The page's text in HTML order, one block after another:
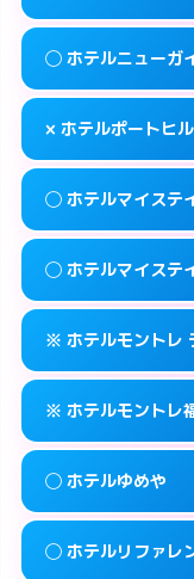
info このホテル
smartphone 092-
map 福岡市中
info このホテル
案内方法:
女
smartphone 092-
map 福岡市中
info このホテル
案内方法: 状
smartphone 092-
map 福岡市中
info このホテル
◯ ホテルニューガ
案内方法:
女
smartphone 092-
map 福岡市中
info このホテル
× ホテルポートヒ
案内方法:
派
smartphone 092-
map 福岡市中
info このホテル
◯ ホテルマイステ
案内方法: 女
smartphone 092-
map 福岡市中
info このホテル
◯ ホテルマイステ
案内方法: 女
smartphone 092-
map 福岡市中
info このホテル
※ ホテルモントレ
案内方法: カ
待ち合わせ。
※ ホテルモントレ
案内方法:
カ
待ち合わせ。
◯ ホテルゆめや
◯ ホテルリファレ